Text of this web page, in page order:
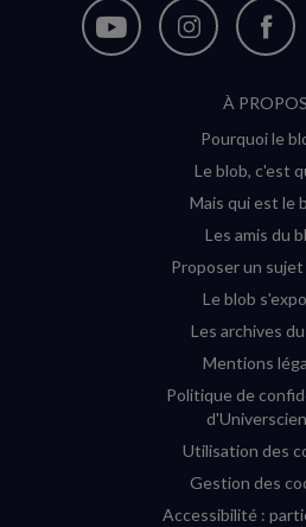
Nous
Nous
Instagram
(nouvelle
Nous
sur
À PROPOS
Pourquoi le
Le blob, c'est
Mais qui est le
Les amis du
Proposer un sujet
Le blob
Les archives
Mentions
Politique de
Utilisation des
Gestion des
Accessibilité :